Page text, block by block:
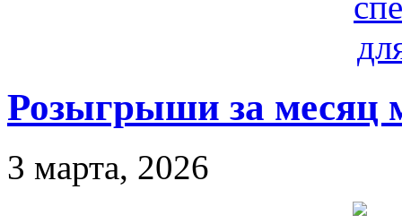
Розыгрыши за месяц
3 марта, 2026